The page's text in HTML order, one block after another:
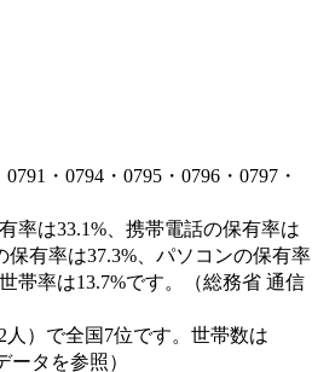
・0794・0795・0796・0797・
率は33.1%、携帯電話の保有率は
有率は37.3%、パソコンの保有率
帯率は13.7%です。（総務省 通信
人）で全国7位です。世帯数は
タを参照）